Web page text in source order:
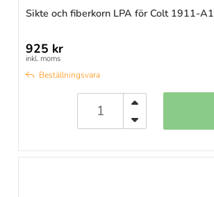
Sikte och fiberkorn LPA för Colt 1911-A1
925 kr
inkl. moms
Beställningsvara